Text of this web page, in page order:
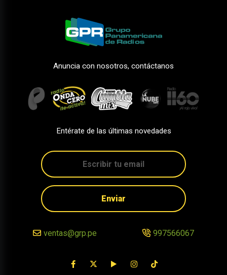
Anuncia con nosotros, contáctanos
Entérate de las últimas novedades
Enviar
ventas@grp.pe 997566067